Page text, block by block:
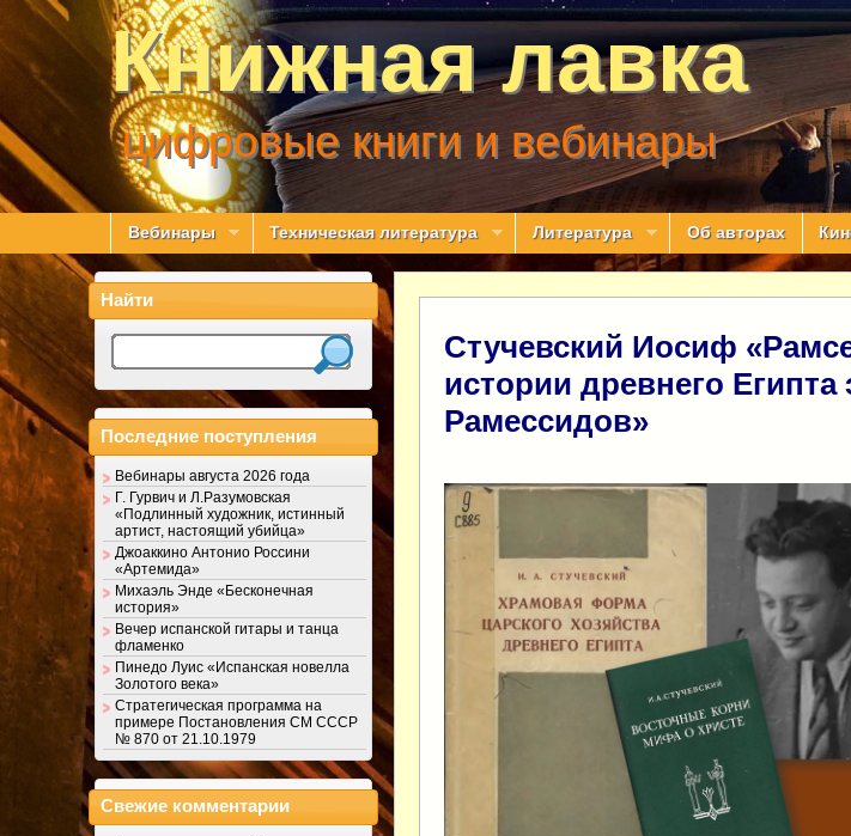
Книжная лавка
цифровые книги и вебинары
Вебинары Техническая литература Литература Об авторах
Стучевский Иосиф
истории древнего Египта
Рамессидов»
Найти
Последние поступления
Вебинары августа 2026 года
Г. Гурвич и Л.Разумовская
«Подлинный художник, истинный
артист, настоящий убийца»
Джоаккино Антонио Россини
«Артемида»
Михаэль Энде «Бесконечная
история»
Вечер испанской гитары и танца
фламенко
Пинедо Луис «Испанская новелла
Золотого века»
Стратегическая программа на
примере Постановления СМ СССР
№ 870 от 21.10.1979
Свежие комментарии